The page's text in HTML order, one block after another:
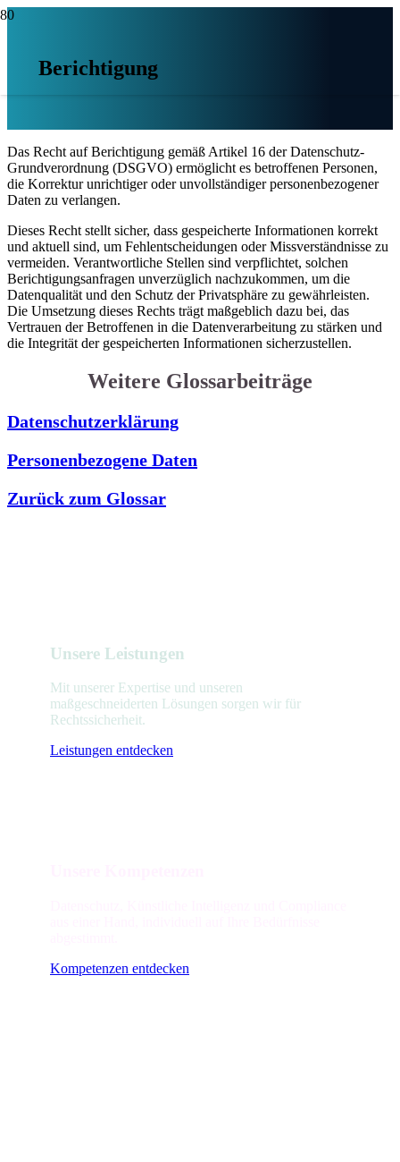
Berichtigung
Das Recht auf Berichtigung gemäß Artikel 16 der Datenschutz-
Grundverordnung (DSGVO) ermöglicht es betroffenen Personen,
die Korrektur unrichtiger oder unvollständiger personenbezogener
Daten zu verlangen.
Dieses Recht stellt sicher, dass gespeicherte Informationen korrekt
und aktuell sind, um Fehlentscheidungen oder Missverständnisse zu
vermeiden. Verantwortliche Stellen sind verpflichtet, solchen
Berichtigungsanfragen unverzüglich nachzukommen, um die
Datenqualität und den Schutz der Privatsphäre zu gewährleisten.
Die Umsetzung dieses Rechts trägt maßgeblich dazu bei, das
Vertrauen der Betroffenen in die Datenverarbeitung zu stärken und
die Integrität der gespeicherten Informationen sicherzustellen.
Weitere Glossarbeiträge
Datenschutzerklärung
Personenbezogene Daten
Zurück zum Glossar
Unsere Leistungen
Mit unserer Expertise und unseren
maßgeschneiderten Lösungen sorgen wir für
Rechtssicherheit.
Leistungen entdecken
Kompetenzen entdecken